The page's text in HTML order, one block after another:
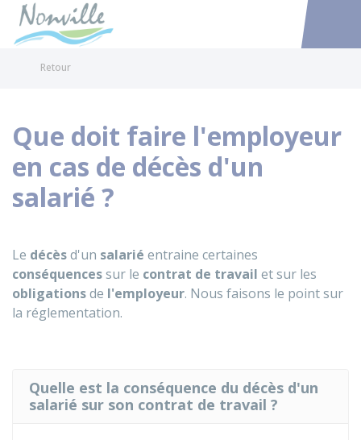
Accéder
Retour
Que doit faire l'employeur
en cas de décès d'un
salarié ?
Le décèsd'un salarié entraine certaines
conséquencessur le contrat de travail et sur les
obligationsde l'employeur. Nous faisons le point sur
la réglementation.
Quelle est la conséquence du décès d'un
salarié sur son contrat de travail ?